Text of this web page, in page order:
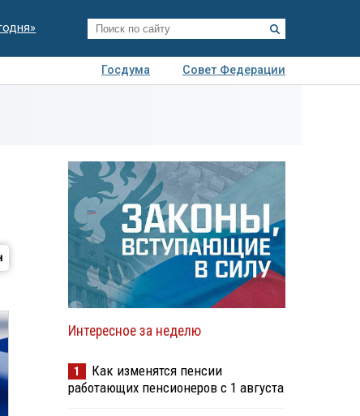
Госдума
Совет Федерации
Интересное за неделю
1
Как изменятся пенсии
работающих пенсионеров с 1 августа